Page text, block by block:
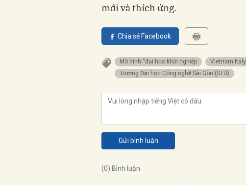
mới và thích ứng.
Chia sẻ Facebook
mô hình “đại học khởi nghiệp
Vietnam
Trường Đại học Công nghệ Sài Gòn (STU)
Gửi bình luận
(0) Bình luận